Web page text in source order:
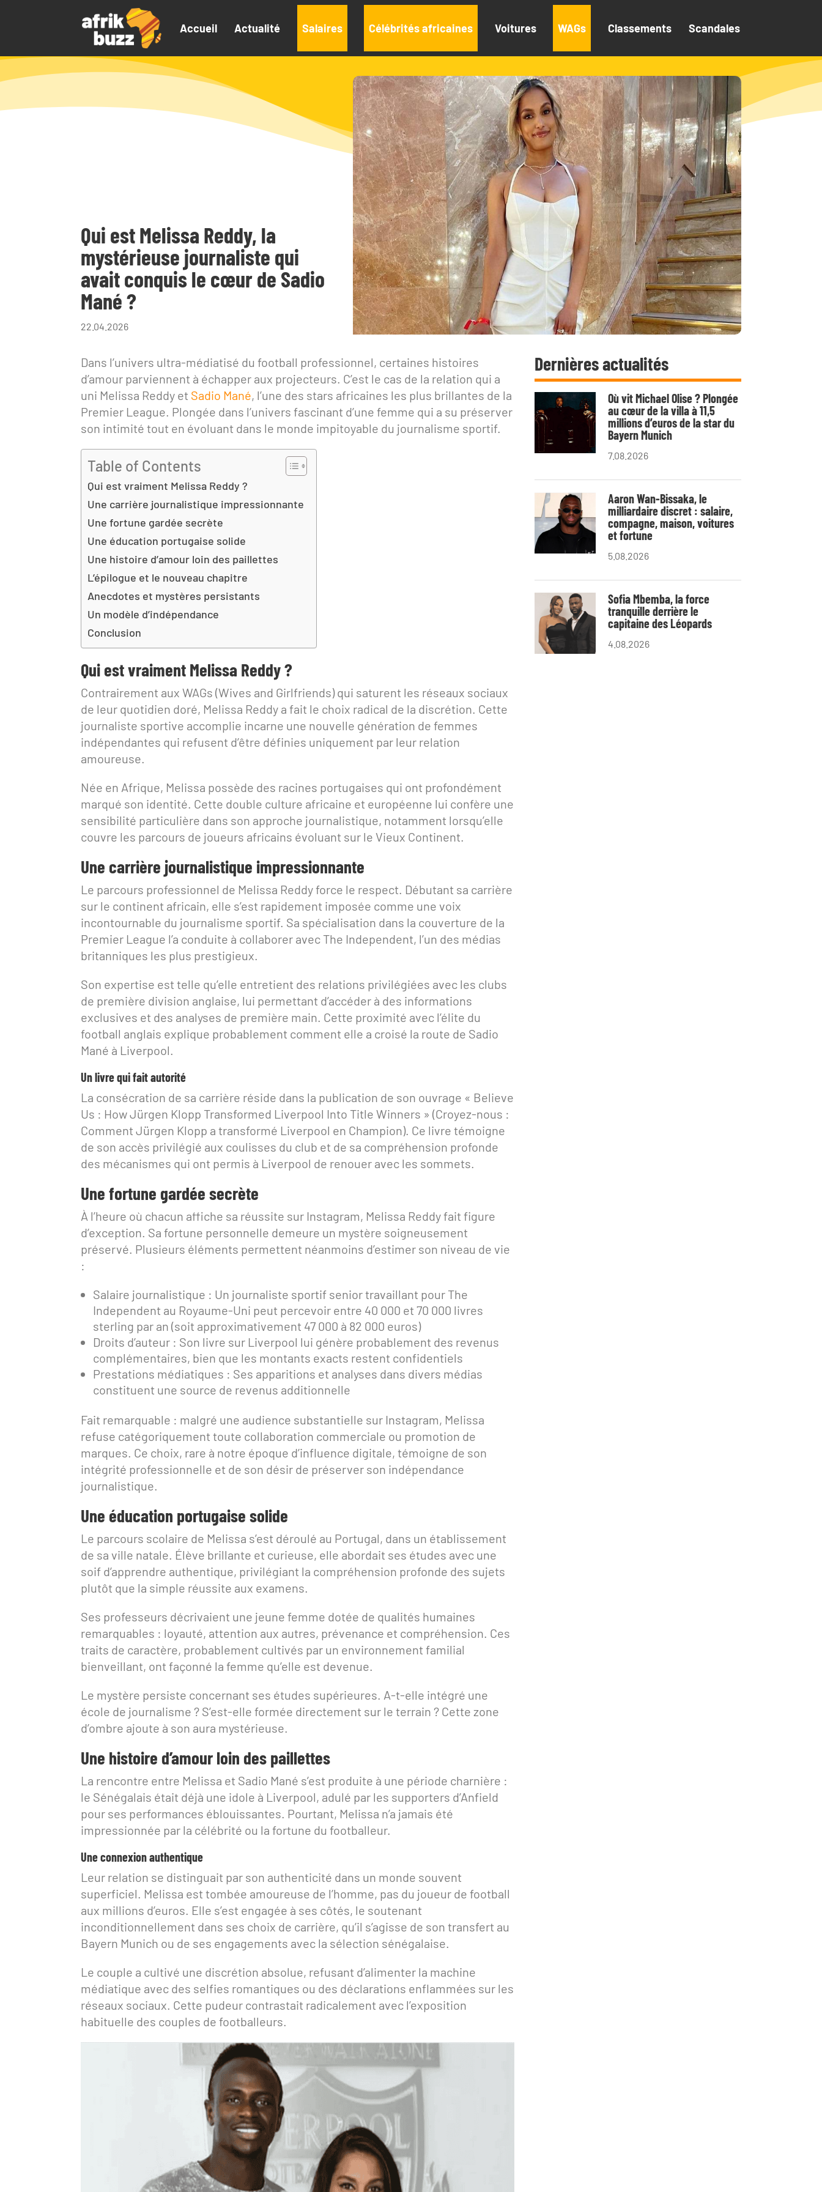
Accueil Actualité Salaires Célébrités africaines Voitures WAGs Classements Scandales
Qui est Melissa Reddy, la
mystérieuse journaliste qui
avait conquis le cœur de Sadio
Mané ?
22.04.2026
Dans l’univers ultra-médiatisé du football professionnel, certaines histoires
d’amour parviennent à échapper aux projecteurs. C’est le cas de la relation qui a
uni Melissa Reddy et Sadio Mané, l’une des stars africaines les plus brillantes de la
Premier League. Plongée dans l’univers fascinant d’une femme qui a su préserver
son intimité tout en évoluant dans le monde impitoyable du journalisme sportif.
Table of Contents
Qui est vraiment Melissa Reddy ?
Une carrière journalistique impressionnante
Une fortune gardée secrète
Une éducation portugaise solide
Une histoire d’amour loin des paillettes
L’épilogue et le nouveau chapitre
Anecdotes et mystères persistants
Un modèle d’indépendance
Conclusion
Qui est vraiment Melissa Reddy ?
Contrairement aux WAGs (Wives and Girlfriends) qui saturent les réseaux sociaux
de leur quotidien doré, Melissa Reddy a fait le choix radical de la discrétion. Cette
journaliste sportive accomplie incarne une nouvelle génération de femmes
indépendantes qui refusent d’être définies uniquement par leur relation
amoureuse.
Née en Afrique, Melissa possède des racines portugaises qui ont profondément
marqué son identité. Cette double culture africaine et européenne lui confère une
sensibilité particulière dans son approche journalistique, notamment lorsqu’elle
couvre les parcours de joueurs africains évoluant sur le Vieux Continent.
Une carrière journalistique impressionnante
Le parcours professionnel de Melissa Reddy force le respect. Débutant sa carrière
sur le continent africain, elle s’est rapidement imposée comme une voix
incontournable du journalisme sportif. Sa spécialisation dans la couverture de la
Premier League l’a conduite à collaborer avec The Independent, l’un des médias
britanniques les plus prestigieux.
Son expertise est telle qu’elle entretient des relations privilégiées avec les clubs
de première division anglaise, lui permettant d’accéder à des informations
exclusives et des analyses de première main. Cette proximité avec l’élite du
football anglais explique probablement comment elle a croisé la route de Sadio
Mané à Liverpool.
Un livre qui fait autorité
La consécration de sa carrière réside dans la publication de son ouvrage « Believe
Us : How Jürgen Klopp Transformed Liverpool Into Title Winners » (Croyez-nous :
Comment Jürgen Klopp a transformé Liverpool en Champion). Ce livre témoigne
de son accès privilégié aux coulisses du club et de sa compréhension profonde
des mécanismes qui ont permis à Liverpool de renouer avec les sommets.
Une fortune gardée secrète
À l’heure où chacun affiche sa réussite sur Instagram, Melissa Reddy fait figure
d’exception. Sa fortune personnelle demeure un mystère soigneusement
préservé. Plusieurs éléments permettent néanmoins d’estimer son niveau de vie
:
Salaire journalistique : Un journaliste sportif senior travaillant pour The
Independent au Royaume-Uni peut percevoir entre 40 000 et 70 000 livres
sterling par an (soit approximativement 47 000 à 82 000 euros)
Droits d’auteur : Son livre sur Liverpool lui génère probablement des revenus
complémentaires, bien que les montants exacts restent confidentiels
Prestations médiatiques : Ses apparitions et analyses dans divers médias
constituent une source de revenus additionnelle
Fait remarquable : malgré une audience substantielle sur Instagram, Melissa
refuse catégoriquement toute collaboration commerciale ou promotion de
marques. Ce choix, rare à notre époque d’influence digitale, témoigne de son
intégrité professionnelle et de son désir de préserver son indépendance
journalistique.
Une éducation portugaise solide
Le parcours scolaire de Melissa s’est déroulé au Portugal, dans un établissement
de sa ville natale. Élève brillante et curieuse, elle abordait ses études avec une
soif d’apprendre authentique, privilégiant la compréhension profonde des sujets
plutôt que la simple réussite aux examens.
Ses professeurs décrivaient une jeune femme dotée de qualités humaines
remarquables : loyauté, attention aux autres, prévenance et compréhension. Ces
traits de caractère, probablement cultivés par un environnement familial
bienveillant, ont façonné la femme qu’elle est devenue.
Le mystère persiste concernant ses études supérieures. A-t-elle intégré une
école de journalisme ? S’est-elle formée directement sur le terrain ? Cette zone
d’ombre ajoute à son aura mystérieuse.
Une histoire d’amour loin des paillettes
La rencontre entre Melissa et Sadio Mané s’est produite à une période charnière :
le Sénégalais était déjà une idole à Liverpool, adulé par les supporters d’Anfield
pour ses performances éblouissantes. Pourtant, Melissa n’a jamais été
impressionnée par la célébrité ou la fortune du footballeur.
Une connexion authentique
Leur relation se distinguait par son authenticité dans un monde souvent
superficiel. Melissa est tombée amoureuse de l’homme, pas du joueur de football
aux millions d’euros. Elle s’est engagée à ses côtés, le soutenant
inconditionnellement dans ses choix de carrière, qu’il s’agisse de son transfert au
Bayern Munich ou de ses engagements avec la sélection sénégalaise.
Le couple a cultivé une discrétion absolue, refusant d’alimenter la machine
médiatique avec des selfies romantiques ou des déclarations enflammées sur les
réseaux sociaux. Cette pudeur contrastait radicalement avec l’exposition
habituelle des couples de footballeurs.
Dernières actualités
Où vit Michael Olise ? Plongée
au cœur de la villa à 11,5
millions d’euros de la star du
Bayern Munich
7.08.2026
Aaron Wan-Bissaka, le
milliardaire discret : salaire,
compagne, maison, voitures
et fortune
5.08.2026
Sofia Mbemba, la force
tranquille derrière le
capitaine des Léopards
4.08.2026